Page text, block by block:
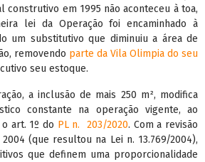
construtivo em 1995 não aconteceu à toa,
lei da Operação foi encaminhado à
um substitutivo que diminuiu a área de
removendo parte da Vila Olimpia do seu
seu estoque.
a inclusão de mais 250 m², modifica
constante na operação vigente, ao
art. 1º do PL n. 203/2020. Com a revisão
(que resultou na Lei n. 13.769/2004),
que definem uma proporcionalidade